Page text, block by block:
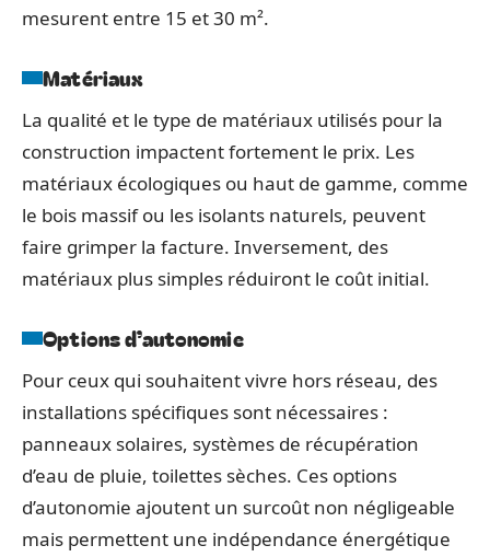
mesurent entre 15 et 30 m².
Matériaux
La qualité et le type de matériaux utilisés pour la
construction impactent fortement le prix. Les
matériaux écologiques ou haut de gamme, comme
le bois massif ou les isolants naturels, peuvent
faire grimper la facture. Inversement, des
matériaux plus simples réduiront le coût initial.
Options d’autonomie
Pour ceux qui souhaitent vivre hors réseau, des
installations spécifiques sont nécessaires :
panneaux solaires, systèmes de récupération
d’eau de pluie, toilettes sèches. Ces options
d’autonomie ajoutent un surcoût non négligeable
mais permettent une indépendance énergétique